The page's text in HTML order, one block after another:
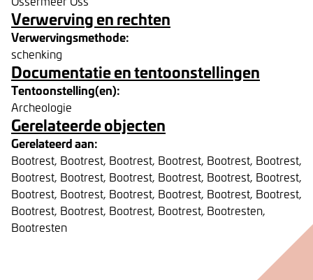
Verwerving en rechten
Verwervingsmethode:
schenking
Documentatie en tentoonstellingen
Tentoonstelling(en):
Archeologie
Gerelateerde objecten
Gerelateerd aan:
Bootrest, Bootrest, Bootrest, Bootrest, Bootrest, Bootrest,
Bootrest, Bootrest, Bootrest, Bootrest, Bootrest, Bootrest,
Bootrest, Bootrest, Bootrest, Bootrest, Bootrest, Bootrest,
Bootrest, Bootrest, Bootrest, Bootrest, Bootresten,
Bootresten